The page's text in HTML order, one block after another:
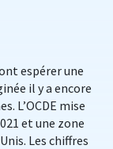
espérer une
il y a encore
L’OCDE mise
et une zone
Les chiffres